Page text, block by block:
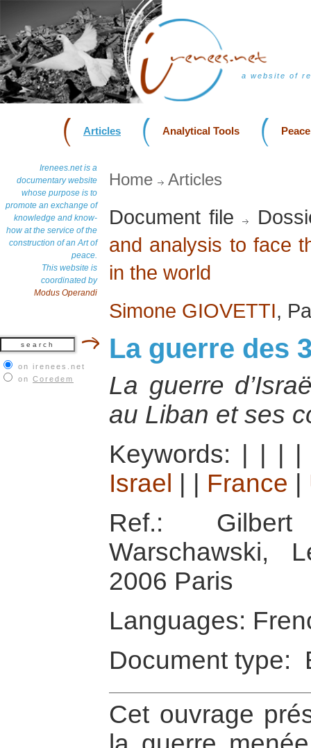
a website of
Articles Analytical Tools
Irenees.net is a
documentary website
whose purpose is to
promote an exchange of
knowledge and know-
how at the service of the
construction of an Art of
peace.
This website is
coordinated by
Modus Operandi
on irenees.net
on Coredem
Home Articles
Document file
and analysis to face
in the world
Simone GIOVETTI,
La guerre des
La guerre
au Liban et ses
Keywords:
Israel
France
Ref.:
Warschawski,
2006 Paris
Languages:
Document type:
Cet ouvrage